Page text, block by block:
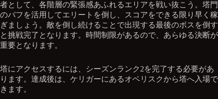
者として、各階層の緊張感あふれるエリアを戦い抜こう。塔門
のバフを活用してエリートを倒し、スコアをできる限り早く稼
ぎましょう。敵を倒し続けることで出現する最後のボスを倒す
と挑戦完了となります。時間制限があるので、あらゆる決断が
重要となります。
塔にアクセスするには、シーズンランク2を完了する必要があ
ります。達成後は、ケリガーにあるオベリスクから塔へ入場で
きます。